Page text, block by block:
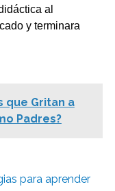
al
y terminara
que Gritan a
Padres?
para aprender